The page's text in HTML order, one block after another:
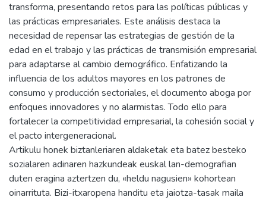
transforma, presentando retos para las políticas públicas y
las prácticas empresariales. Este análisis destaca la
necesidad de repensar las estrategias de gestión de la
edad en el trabajo y las prácticas de transmisión empresarial
para adaptarse al cambio demográfico. Enfatizando la
influencia de los adultos mayores en los patrones de
consumo y producción sectoriales, el documento aboga por
enfoques innovadores y no alarmistas. Todo ello para
fortalecer la competitividad empresarial, la cohesión social y
el pacto intergeneracional.
Artikulu honek biztanleriaren aldaketak eta batez besteko
sozialaren adinaren hazkundeak euskal lan-demografian
duten eragina aztertzen du, «heldu nagusien» kohortean
oinarrituta. Bizi-itxaropena handitu eta jaiotza-tasak maila